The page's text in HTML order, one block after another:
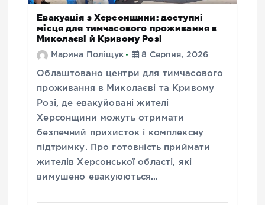
Евакуація з Херсонщини: доступні
місця для тимчасового проживання в
Миколаєві й Кривому Розі
Марина Поліщук 8 Серпня, 2026
Облаштовано центри для тимчасового
проживання в Миколаєві та Кривому
Розі, де евакуйовані жителі
Херсонщини можуть отримати
безпечний прихисток і комплексну
підтримку. Про готовність приймати
жителів Херсонської області, які
вимушено евакуюються…